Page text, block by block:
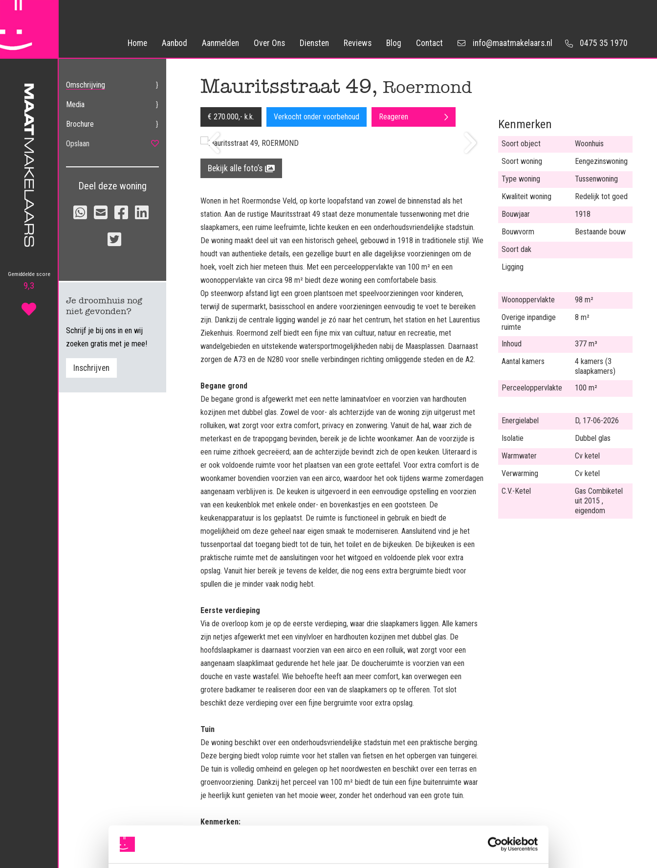
Home Aanbod Aanmelden Over Ons Diensten Reviews Blog Contact info@maatmakelaars.nl 0475 35 1970
Gemiddelde score
9,3
Omschrijving
Media
Brochure
Opslaan
Deel deze woning
Je droomhuis nog
niet gevonden?
Schrijf je bij ons in en wij
zoeken gratis met je mee!
Inschrijven
Mauritsstraat 49, Roermond
€ 270.000,- k.k. Verkocht onder voorbehoud Reageren
Bekijk alle foto’s
Wonen in het Roermondse Veld, op korte loopafstand van zowel de binnenstad als het
station. Aan de rustige Mauritsstraat 49 staat deze monumentale tussenwoning met drie
slaapkamers, een ruime leefruimte, lichte keuken en een onderhoudsvriendelijke stadstuin.
De woning maakt deel uit van een historisch geheel, gebouwd in 1918 in traditionele stijl. Wie
houdt van authentieke details, een gezellige buurt en alle dagelijkse voorzieningen om de
hoek, voelt zich hier meteen thuis. Met een perceeloppervlakte van 100 m² en een
woonoppervlakte van circa 98 m² biedt deze woning een comfortabele basis.
Op steenworp afstand ligt een groen plantsoen met speelvoorzieningen voor kinderen,
terwijl de supermarkt, basisschool en andere voorzieningen eenvoudig te voet te bereiken
zijn. Dankzij de centrale ligging wandel je zó naar het centrum, het station en het Laurentius
Ziekenhuis. Roermond zelf biedt een fijne mix van cultuur, natuur en recreatie, met
wandelgebieden en uitstekende watersportmogelijkheden nabij de Maasplassen. Daarnaast
zorgen de A73 en de N280 voor snelle verbindingen richting omliggende steden en de A2.
Begane grond
De begane grond is afgewerkt met een nette laminaatvloer en voorzien van hardhouten
kozijnen met dubbel glas. Zowel de voor- als achterzijde van de woning zijn uitgerust met
rolluiken, wat zorgt voor extra comfort, privacy en zonwering. Vanuit de hal, waar zich de
meterkast en de trapopgang bevinden, bereik je de lichte woonkamer. Aan de voorzijde is
een ruime zithoek gecreëerd; aan de achterzijde bevindt zich de open keuken. Uiteraard is
er ook voldoende ruimte voor het plaatsen van een grote eettafel. Voor extra comfort is de
woonkamer bovendien voorzien van een airco, waardoor het ook tijdens warme zomerdagen
aangenaam verblijven is. De keuken is uitgevoerd in een eenvoudige opstelling en voorzien
van een keukenblok met enkele onder- en bovenkastjes en een gootsteen. De
keukenapparatuur is los geplaatst. De ruimte is functioneel in gebruik en biedt de
mogelijkheid om deze geheel naar eigen smaak te moderniseren. Aansluitend vind je het
tussenportaal dat toegang biedt tot de tuin, het toilet en de bijkeuken. De bijkeuken is een
praktische ruimte met de aansluitingen voor het witgoed en voldoende plek voor extra
opslag. Vanuit hier bereik je tevens de kelder, die nog eens extra bergruimte biedt voor
spullen die je minder vaak nodig hebt.
Eerste verdieping
Via de overloop kom je op de eerste verdieping, waar drie slaapkamers liggen. Alle kamers
zijn netjes afgewerkt met een vinylvloer en hardhouten kozijnen met dubbel glas. De
hoofdslaapkamer is daarnaast voorzien van een airco en een rolluik, wat zorgt voor een
aangenaam slaapklimaat gedurende het hele jaar. De doucheruimte is voorzien van een
douche en vaste wastafel. Wie behoefte heeft aan meer comfort, kan overwegen een
grotere badkamer te realiseren door een van de slaapkamers op te offeren. Tot slot
beschikt deze verdieping over een fijne bergruimte voor extra opslag.
Tuin
De woning beschikt over een onderhoudsvriendelijke stadstuin met een praktische berging.
Deze berging biedt volop ruimte voor het stallen van fietsen en het opbergen van tuingerei.
De tuin is volledig omheind en gelegen op het noordwesten en beschikt over een terras en
groenvoorziening. Dankzij het perceel van 100 m² biedt de tuin een fijne buitenruimte waar
je heerlijk kunt genieten van het mooie weer, zonder het onderhoud van een grote tuin.
Kenmerken:
- Voorzien van twee airco’s;
Kenmerken
Soort object
Woonhuis
Soort woning
Eengezinswoning
Type woning
Tussenwoning
Kwaliteit woning
Redelijk tot goed
Bouwjaar
1918
Bouwvorm
Bestaande bouw
Soort dak
Ligging
Woonoppervlakte
98 m²
Overige inpandige
ruimte
8 m²
Inhoud
377 m³
Aantal kamers
4 kamers (3
slaapkamers)
Perceeloppervlakte
100 m²
Energielabel
D, 17-06-2026
Isolatie
Dubbel glas
Warmwater
Cv ketel
Verwarming
Cv ketel
C.V.-Ketel
Gas Combiketel
uit 2015 ,
eigendom